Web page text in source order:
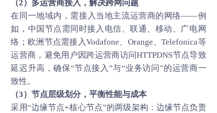
（2）多运营商接入，解决跨网问题
在同一地域内，需接入当地主流运营商的网络——例
如，中国节点需同时接入电信、联通、移动、广电网
络；欧洲节点需接入Vodafone、Orange、Telefonica等
运营商，避免用户因跨运营商访问HTTPDNS节点导致
延迟升高，确保“节点接入”与“业务访问”的运营商一
致性。
（3）节点层级划分，平衡性能与成本
采用“边缘节点+核心节点”的两级架构：边缘节点负责